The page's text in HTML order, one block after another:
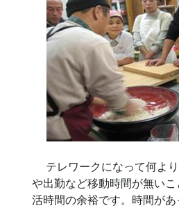
テレワークになって何よ
や出勤など移動時間が無い
活時間の余裕です。時間が